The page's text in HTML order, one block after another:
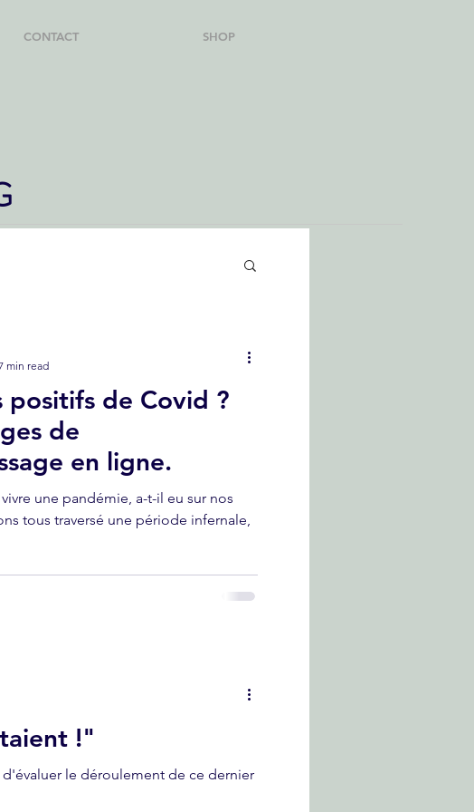
CONTACT SHOP
positifs de Covid ?
de
en ligne.
une pandémie, a-t-il eu sur nos
tous traversé une période infernale,
min read
!"